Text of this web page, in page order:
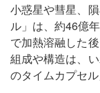
小惑星や彗星、
ル」は、約46億
で加熱溶融した
組成や構造は、
のタイムカプセル